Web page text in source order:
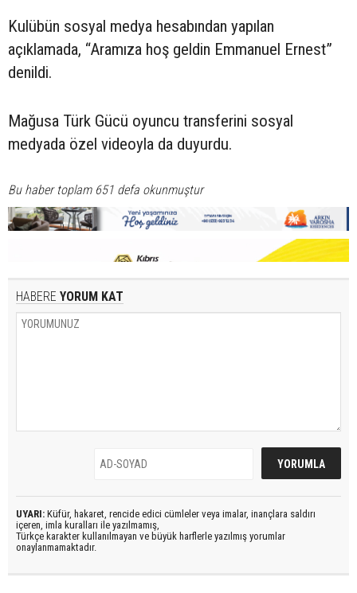
Kulübün sosyal medya hesabından yapılan
açıklamada, “Aramıza hoş geldin Emmanuel Ernest”
denildi.
Mağusa Türk Gücü oyuncu transferini sosyal
medyada özel videoyla da duyurdu.
Bu haber toplam 651 defa okunmuştur
HABERE YORUM KAT
UYARI: Küfür, hakaret, rencide edici cümleler veya imalar, inançlara saldırı
içeren, imla kuralları ile yazılmamış,
Türkçe karakter kullanılmayan ve büyük harflerle yazılmış yorumlar
onaylanmamaktadır.